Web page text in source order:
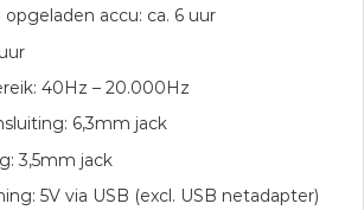
accu: ca. 6 uur
40Hz – 20.000Hz
6,3mm jack
3,5mm jack
5V via USB (excl. USB netadapter)